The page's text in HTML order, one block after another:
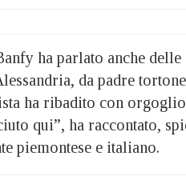
ha parlato anche
da padre
ha ribadito con
qui”, ha raccontato,
piemontese e italiano.